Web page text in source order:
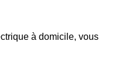
à domicile, vous